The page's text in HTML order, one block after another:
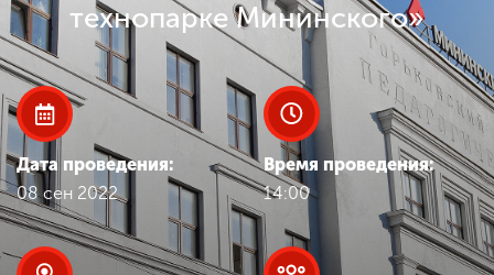
Об университете
Абитуриенту
Обучение
Наука
технопарке Мининского»
Дата проведения:
08 сен 2022
Время проведения:
14:00